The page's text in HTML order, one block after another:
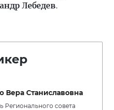
Лебедев.
Вера Станиславовна
Регионального совета